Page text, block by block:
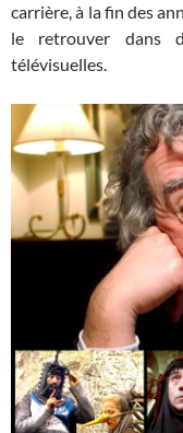
carrière, à la fin des
le retrouver dans
télévisuelles.